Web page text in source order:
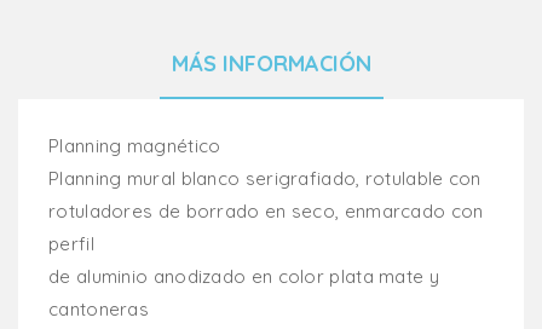
MÁS INFORMACIÓN
Planning magnético
Planning mural blanco serigrafiado, rotulable con
rotuladores de borrado en seco, enmarcado con
perfil
de aluminio anodizado en color plata mate y
cantoneras